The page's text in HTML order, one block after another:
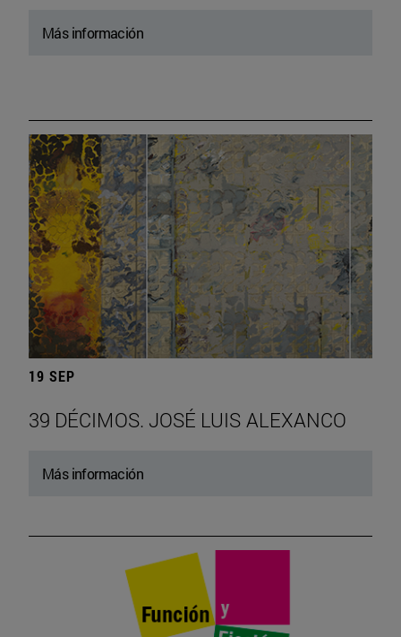
Más información
19 SEP
39 DÉCIMOS. JOSÉ LUIS ALEXANCO
Más información